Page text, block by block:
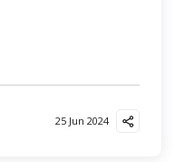
25 Jun 2024